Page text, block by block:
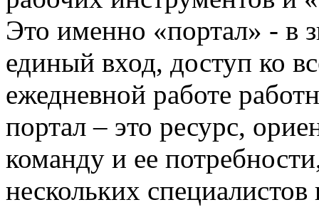
Это именно «портал» - в
единый вход, доступ ко
ежедневной работе
портал – это ресурс,
команду и ее
нескольких специалистов